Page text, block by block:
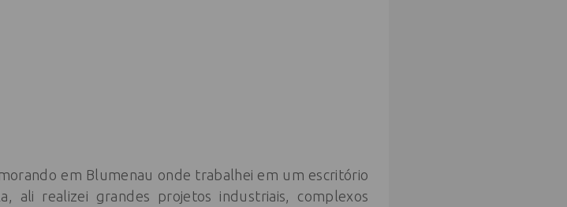
em Blumenau onde trabalhei em um escritório
ali realizei grandes projetos industriais, complexos